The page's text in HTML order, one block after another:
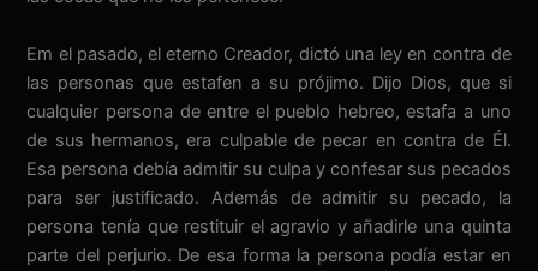
Em el pasado, el eterno Creador, dictó una ley en contra de
las personas que estafen a su prójimo. Dijo Dios, que si
cualquier persona de entre el pueblo hebreo, estafa a uno
de sus hermanos, era culpable de pecar en contra de Él.
Esa persona debía admitir su culpa y confesar sus pecados
para ser justificado. Además de admitir su pecado, la
persona tenía que restituir el agravio y añadirle una quinta
parte del perjurio. De esa forma la persona podía estar en